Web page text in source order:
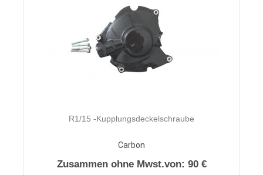
R1/15 -Kupplungsdeckelschraube
Carbon
Zusammen ohne Mwst.von: 90 €